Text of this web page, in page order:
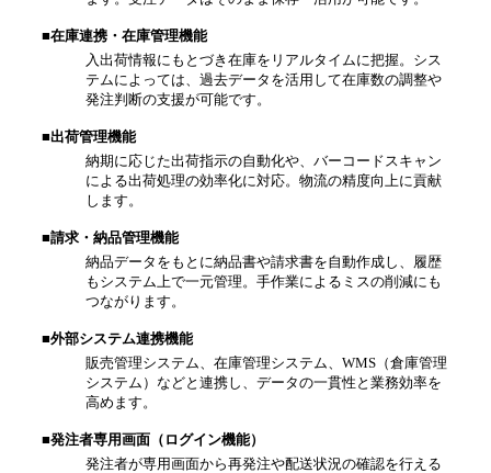
■在庫連携・在庫管理機能
入出荷情報にもとづき在庫をリアルタイムに把握。シス
テムによっては、過去データを活用して在庫数の調整や
発注判断の支援が可能です。
■出荷管理機能
納期に応じた出荷指示の自動化や、バーコードスキャン
による出荷処理の効率化に対応。物流の精度向上に貢献
します。
■請求・納品管理機能
納品データをもとに納品書や請求書を自動作成し、履歴
もシステム上で一元管理。手作業によるミスの削減にも
つながります。
■外部システム連携機能
販売管理システム、在庫管理システム、WMS（倉庫管理
システム）などと連携し、データの一貫性と業務効率を
高めます。
■発注者専用画面（ログイン機能）
発注者が専用画面から再発注や配送状況の確認を行える